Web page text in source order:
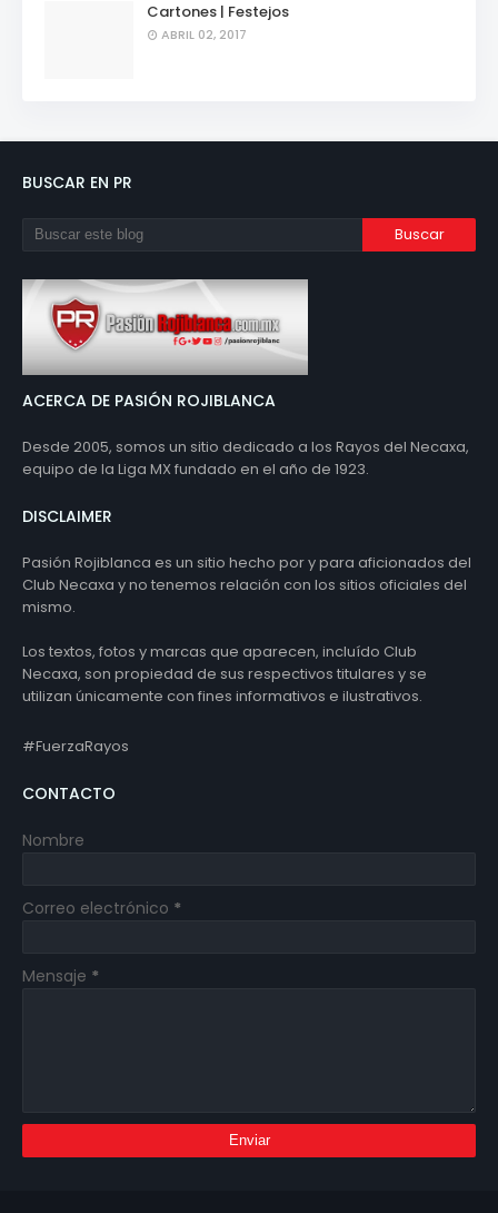
Cartones | Festejos
ABRIL 02, 2017
BUSCAR EN PR
ACERCA DE PASIÓN ROJIBLANCA
Desde 2005, somos un sitio dedicado a los Rayos del Necaxa,
equipo de la Liga MX fundado en el año de 1923.
DISCLAIMER
Pasión Rojiblanca es un sitio hecho por y para aficionados del
Club Necaxa y no tenemos relación con los sitios oficiales del
mismo.
Los textos, fotos y marcas que aparecen, incluído Club
Necaxa, son propiedad de sus respectivos titulares y se
utilizan únicamente con fines informativos e ilustrativos.
#FuerzaRayos
CONTACTO
Nombre
Correo electrónico *
Mensaje *